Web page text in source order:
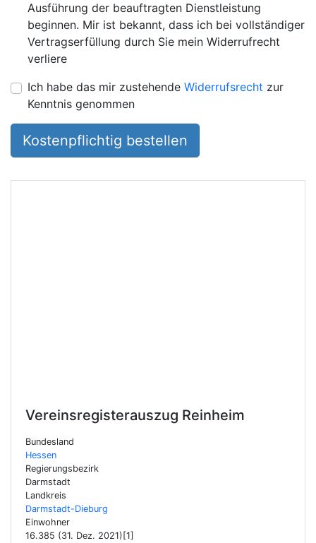
Vereinsregisterauszug Reinheim
Bundesland
Hessen
Regierungsbezirk
Darmstadt
Landkreis
Darmstadt-Dieburg
Einwohner
16.385 (31. Dez. 2021)[1]
Ausführung der beauftragten Dienstleistung
beginnen. Mir ist bekannt, dass ich bei vollständiger
Vertragserfüllung durch Sie mein Widerrufrecht
verliere
Ich habe das mir zustehende Widerrufsrecht zur
Kenntnis genommen
Kostenpflichtig bestellen